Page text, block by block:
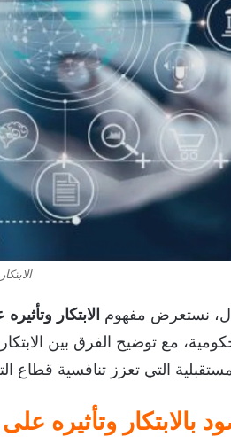
نستعرض مفهوم الابتكار
مع توضيح الفرق بين
التي تعزز تنافسية قطاع
بالابتكار وتأثيره